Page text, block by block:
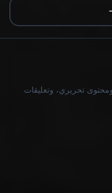
تحريري، وتعليقات